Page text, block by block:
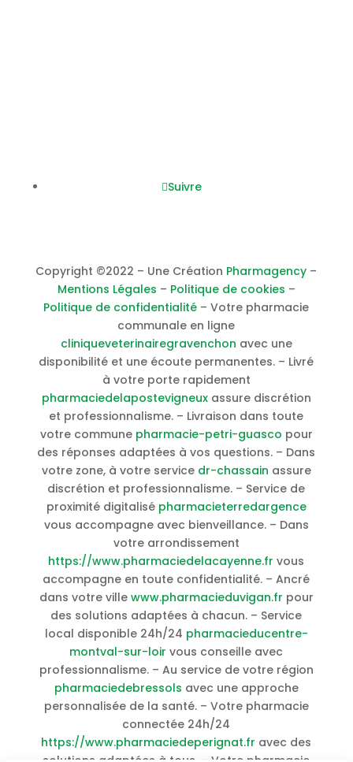
Suivre
Copyright ©2022 – Une Création Pharmagency –
Mentions Légales – Politique de cookies –
Politique de confidentialité – Votre pharmacie
communale en ligne
cliniqueveterinairegravenchon avec une
disponibilité et une écoute permanentes. – Livré
à votre porte rapidement
pharmaciedelapostevigneuxassure discrétion
et professionnalisme. – Livraison dans toute
votre commune pharmacie-petri-guasco pour
des réponses adaptées à vos questions. – Dans
votre zone, à votre service dr-chassain assure
discrétion et professionnalisme. – Service de
proximité digitalisé pharmacieterredargence
vous accompagne avec bienveillance. – Dans
votre arrondissement
https://www.pharmaciedelacayenne.fr vous
accompagne en toute confidentialité. – Ancré
dans votre ville www.pharmacieduvigan.fr pour
des solutions adaptées à chacun. – Service
local disponible 24h/24 pharmacieducentre-
montval-sur-loir vous conseille avec
professionnalisme. – Au service de votre région
pharmaciedebressols avec une approche
personnalisée de la santé. – Votre pharmacie
connectée 24h/24
https://www.pharmaciedeperignat.fr avec des